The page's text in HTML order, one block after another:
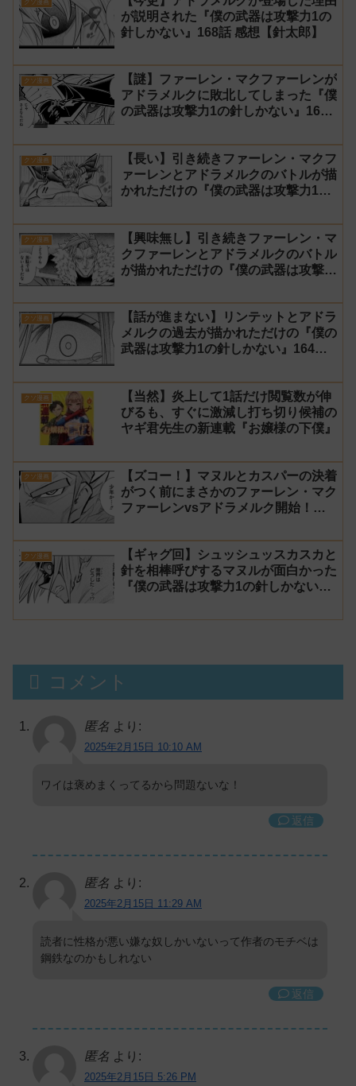
クソ漫画
が説明された『僕の武器は攻撃力1の
針しかない』168話 感想【針太郎】
クソ漫画
【謎】ファーレン・マクファーレンが
アドラメルクに敗北してしまった『僕
の武器は攻撃力1の針しかない』167
クソ漫画
【長い】引き続きファーレン・マクフ
ァーレンとアドラメルクのバトルが描
かれただけの『僕の武器は攻撃力1の
クソ漫画
【興味無し】引き続きファーレン・マ
クファーレンとアドラメルクのバトル
が描かれただけの『僕の武器は攻撃力
郎】
クソ漫画
【話が進まない】リンテットとアドラ
メルクの過去が描かれただけの『僕の
武器は攻撃力1の針しかない』164話
クソ漫画
【当然】炎上して1話だけ閲覧数が伸
びるも、すぐに激減し打ち切り候補の
ヤギ君先生の新連載『お嬢様の下僕』
クソ漫画
【ズコー！】マヌルとカスパーの決着
がつく前にまさかのファーレン・マク
ファーレンvsアドラメルク開始！？
163話 感想【針太郎】
クソ漫画
【ギャグ回】シュッシュッスカスカと
針を相棒呼びするマヌルが面白かった
『僕の武器は攻撃力1の針しかない』
コメント
匿名 より:
2025年2月15日 10:10 AM
ワイは褒めまくってるから問題ないな！
返信
匿名 より:
2025年2月15日 11:29 AM
読者に性格が悪い嫌な奴しかいないって作者のモチベは
鋼鉄なのかもしれない
返信
匿名 より:
2025年2月15日 5:26 PM